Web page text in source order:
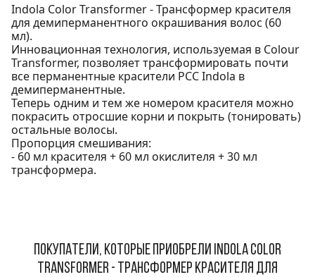
Indola Color Transformer - Трансформер красителя
для демиперманентного окрашивания волос (60
мл).
Инновационная технология, используемая в Colour
Transformer, позволяет трансформировать почти
все перманентные красители PCC Indola в
демиперманентные.
Теперь одним и тем же номером красителя можно
покрасить отросшие корни и покрыть (тонировать)
остальные волосы.
Пропорция смешивания:
- 60 мл красителя + 60 мл окислителя + 30 мл
трансформера.
Покупатели, которые приобрели Indola Color
Transformer - Трансформер красителя для